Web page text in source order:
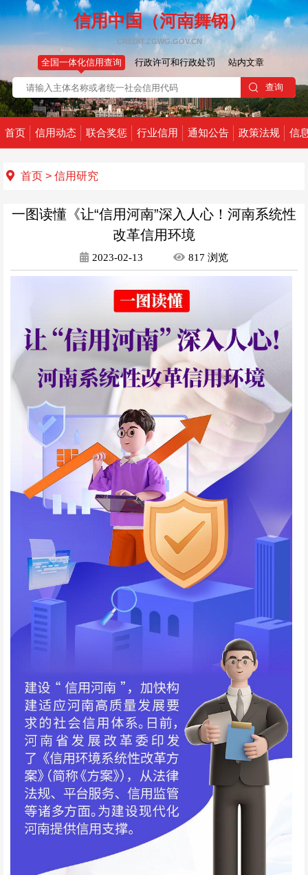
信用中国（河南舞钢）
CREDIT.ZGWG.GOV.CN
全国一体化信用查询 行政许可和行政处罚 站内文章
首页 信用动态 联合奖惩 行业信用 通知公告 政策法规 信
首页> 信用研究
一图读懂《让“信用河南”深入人心！河南系统性
改革信用环境
2023-02-13 817 浏览